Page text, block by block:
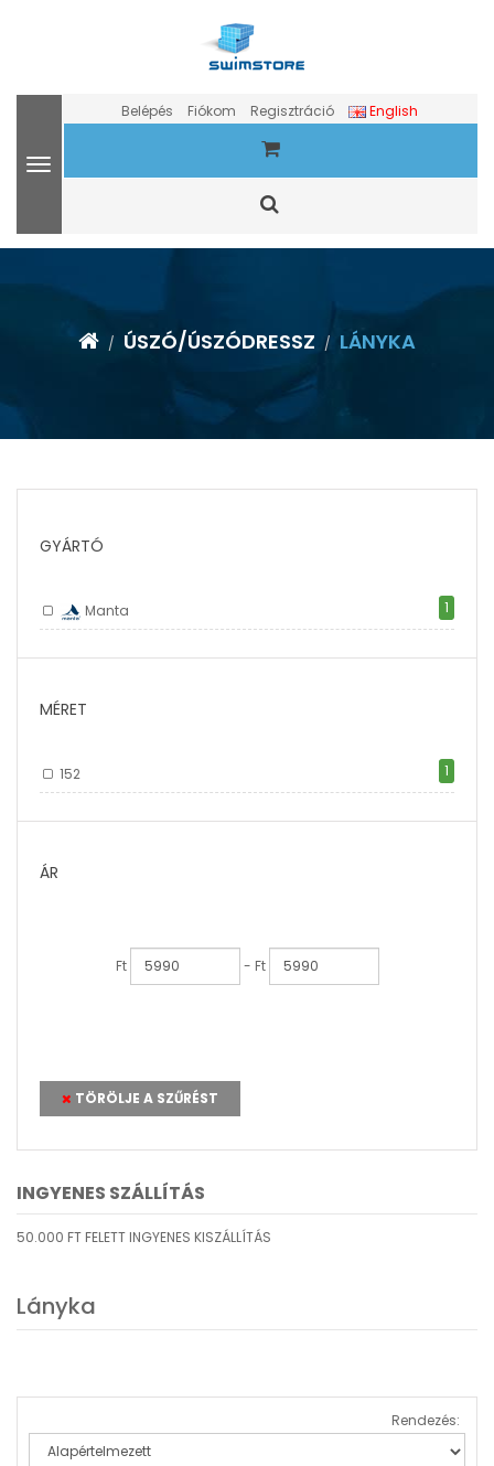
Belépés Fiókom Regisztráció English
ÚSZÓ/ÚSZÓDRESSZ LÁNYKA
GYÁRTÓ
Manta 1
MÉRET
152 1
ÁR
Ft - Ft
TÖRÖLJE A SZŰRÉST
INGYENES SZÁLLÍTÁS
50.000 FT FELETT INGYENES KISZÁLLÍTÁS
Lányka
Rendezés: